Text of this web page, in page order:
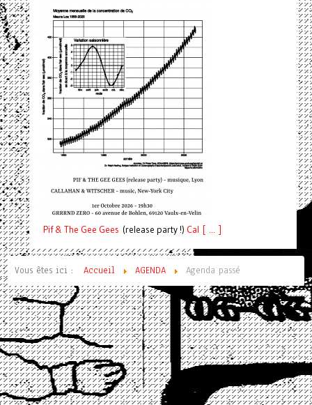
Pif& The Gee Gees (release party !) Cal [ ... ]
Vous êtes ici : Accueil AGENDA Agenda passé